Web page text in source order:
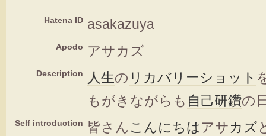
Hatena ID asakazuya
Apodo アサカズ
Description 人生の リカバリーショット
もがきながらも 自己研鑽の
Self introduction 皆さんこんにちはアサカズ